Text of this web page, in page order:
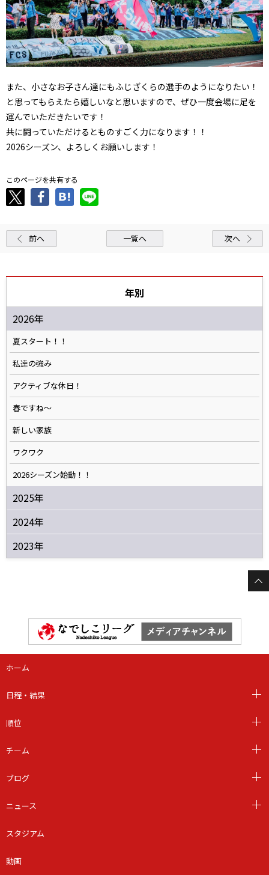
また、小さなお子さん達にもふじざくらの選手のようになりたい！
と思ってもらえたら嬉しいなと思いますので、ぜひ一度会場に足を
運んでいただきたいです！
共に闘っていただけるとものすごく力になります！！
2026シーズン、よろしくお願いします！
このページを共有する
前へ 一覧へ 次へ
年別
2026年
夏スタート！！
私達の強み
アクティブな休日！
春ですね〜
新しい家族
ワクワク
2026シーズン始動！！
2025年
2024年
2023年
ホーム
日程・結果
順位
チーム
ブログ
ニュース
スタジアム
動画